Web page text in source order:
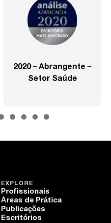
2020 – Abrangente –
Setor Saúde
EXPLORE
Profissionais
Áreas de Prática
Publicações
Escritórios